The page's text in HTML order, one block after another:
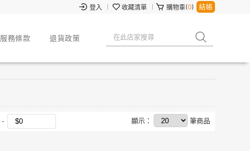
登入 收藏清單 購物車(0) 結帳
服務條款 退貨政策
顯示： 筆商品